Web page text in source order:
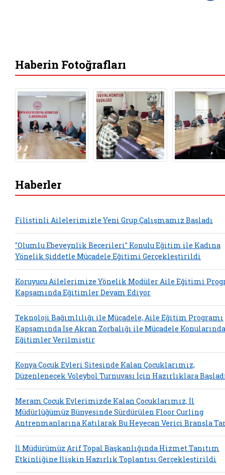
Haberin Fotoğrafları
Haberler
Filistinli Ailelerimizle Yeni Grup Çalışmamız Başladı
"Olumlu Ebeveynlik Becerileri" Konulu Eğitim ile Kadına
Yönelik Şiddetle Mücadele Eğitimi Gerçekleştirildi
Koruyucu Ailelerimize Yönelik Modüler Aile Eğitimi
Kapsamında Eğitimler Devam Ediyor
Teknoloji Bağımlılığı ile Mücadele, Aile Eğitim Programı
Kapsamında İse Akran Zorbalığı ile Mücadele Konularında
Eğitimler Verilmiştir
Konya Çocuk Evleri Sitesinde Kalan Çocuklarımız,
Düzenlenecek Voleybol Turnuvası İçin Hazırlıklara
Meram Çocuk Evlerimizde Kalan Çocuklarımız, İl
Müdürlüğümüz Bünyesinde Sürdürülen Floor Curling
Antrenmanlarına Katılarak Bu Heyecan Verici Branşla
İl Müdürümüz Arif Topal Başkanlığında Hizmet Tanıtım
Etkinliğine İlişkin Hazırlık Toplantısı Gerçekleştirildi